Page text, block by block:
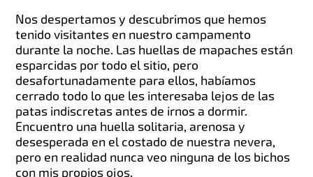
Nos despertamos y descubrimos que hemos
tenido visitantes en nuestro campamento
durante la noche. Las huellas de mapaches están
esparcidas por todo el sitio, pero
desafortunadamente para ellos, habíamos
cerrado todo lo que les interesaba lejos de las
patas indiscretas antes de irnos a dormir.
Encuentro una huella solitaria, arenosa y
desesperada en el costado de nuestra nevera,
pero en realidad nunca veo ninguna de los bichos
con mis propios ojos.